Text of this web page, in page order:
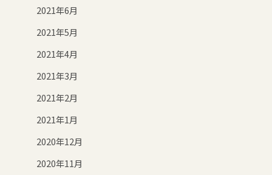
2021年6月
2021年5月
2021年4月
2021年3月
2021年2月
2021年1月
2020年12月
2020年11月